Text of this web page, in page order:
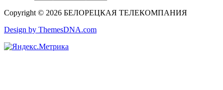
Copyright © 2026 БЕЛОРЕЦКАЯ ТЕЛЕКОМПАНИЯ
Design by ThemesDNA.com